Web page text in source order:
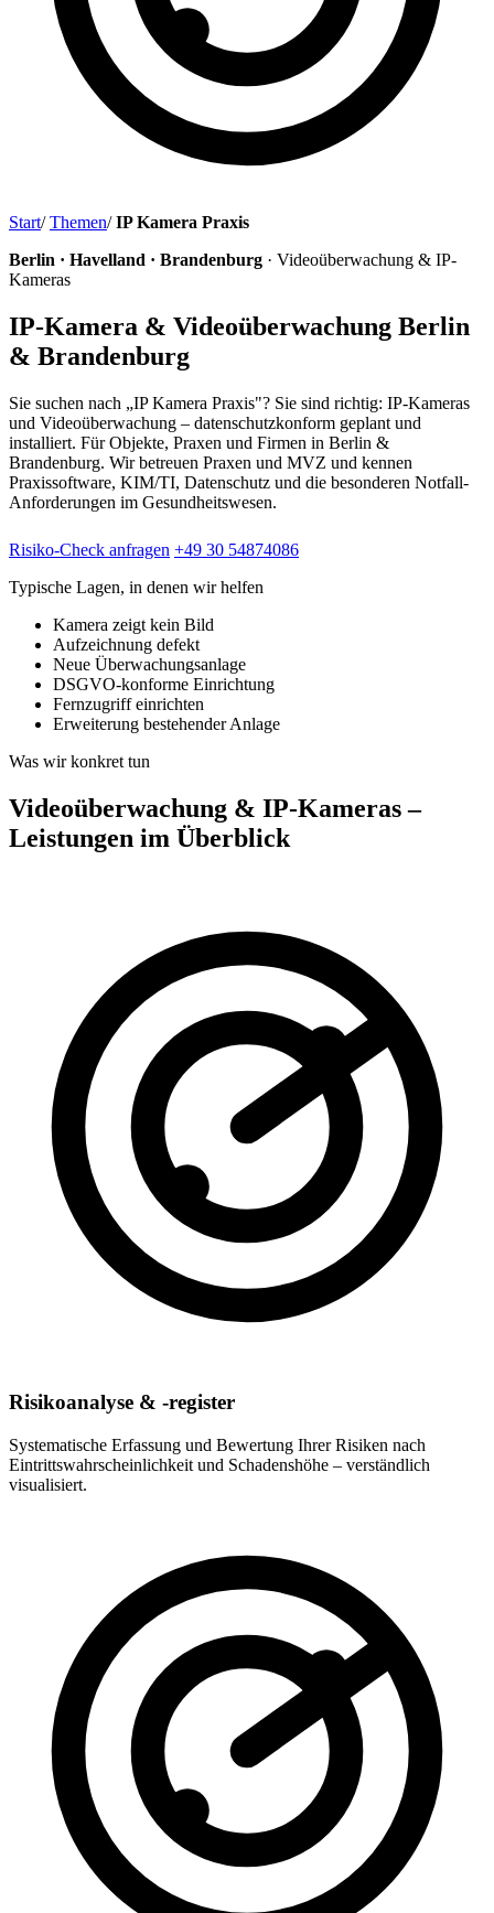
Start/ Themen/ IP Kamera Praxis
Berlin · Havelland · Brandenburg · Videoüberwachung & IP-
Kameras
IP-Kamera & Videoüberwachung Berlin
& Brandenburg
Sie suchen nach „IP Kamera Praxis"? Sie sind richtig: IP-Kameras
und Videoüberwachung – datenschutzkonform geplant und
installiert. Für Objekte, Praxen und Firmen in Berlin &
Brandenburg. Wir betreuen Praxen und MVZ und kennen
Praxissoftware, KIM/TI, Datenschutz und die besonderen Notfall-
Anforderungen im Gesundheitswesen.
Risiko-Check anfragen +49 30 54874086
Typische Lagen, in denen wir helfen
Kamera zeigt kein Bild
Aufzeichnung defekt
Neue Überwachungsanlage
DSGVO-konforme Einrichtung
Fernzugriff einrichten
Erweiterung bestehender Anlage
Was wir konkret tun
Videoüberwachung & IP-Kameras –
Leistungen im Überblick
Risikoanalyse & -register
Systematische Erfassung und Bewertung Ihrer Risiken nach
Eintrittswahrscheinlichkeit und Schadenshöhe – verständlich
visualisiert.